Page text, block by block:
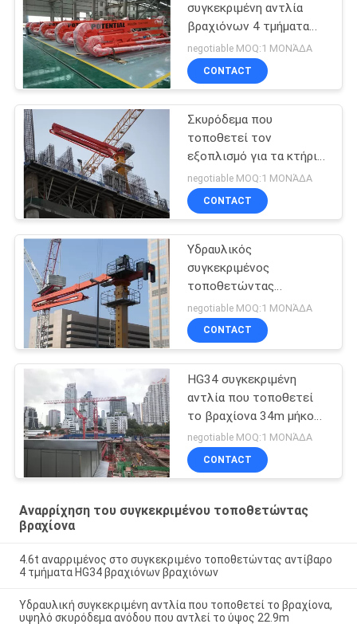
συγκεκριμένη αντλία
βραχιόνων 4 τμήματα
βραχιόνων
negotiable MOQ:1 ΜΟΝΆΔΑ
CONTACT
Σκυρόδεμα που
τοποθετεί τον
εξοπλισμό για τα κτήρια
πολυόροφων κτιρίων
negotiable MOQ:1 ΜΟΝΆΔΑ
CONTACT
Υδραυλικός
συγκεκριμένος
τοποθετώντας
βραχίονας 360
γυρίζοντας σειρά
negotiable MOQ:1 ΜΟΝΆΔΑ
CONTACT
HG34 συγκεκριμένη
αντλία που τοποθετεί
το βραχίονα 34m μήκος
βραχιόνων
negotiable MOQ:1 ΜΟΝΆΔΑ
CONTACT
Αναρρίχηση του συγκεκριμένου τοποθετώντας
βραχίονα
4.6t αναρριμένος στο συγκεκριμένο τοποθετώντας αντίβαρο
4 τμήματα HG34 βραχιόνων βραχιόνων
Υδραυλική συγκεκριμένη αντλία που τοποθετεί το βραχίονα,
υψηλό σκυρόδεμα ανόδου που αντλεί το ύψος 22.9m